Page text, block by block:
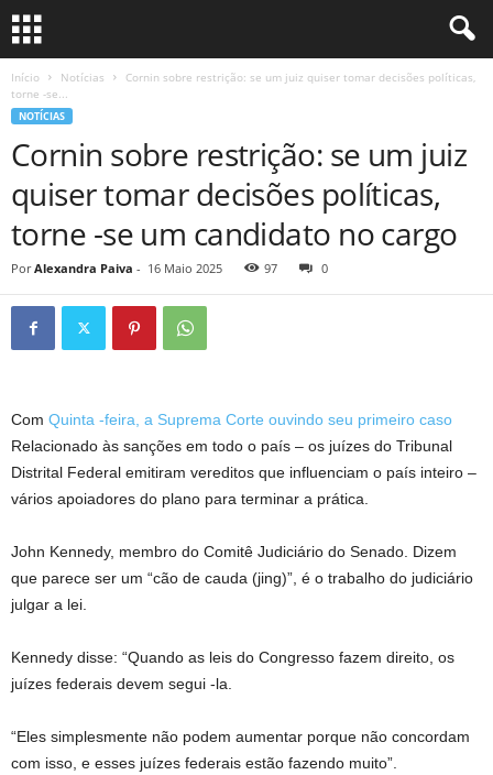
Início Notícias
Cornin sobre restrição: se um juiz quiser tomar decisões políticas,
torne -se...
NOTÍCIAS
Cornin sobre restrição: se um juiz
quiser tomar decisões políticas,
torne -se um candidato no cargo
Por Alexandra Paiva - 16 Maio 2025 97 0
Com Quinta -feira, a Suprema Corte ouvindo seu primeiro caso
Relacionado às sanções em todo o país – os juízes do Tribunal
Distrital Federal emitiram vereditos que influenciam o país inteiro –
vários apoiadores do plano para terminar a prática.
John Kennedy, membro do Comitê Judiciário do Senado. Dizem
que parece ser um “cão de cauda (jing)”, é o trabalho do judiciário
julgar a lei.
Kennedy disse: “Quando as leis do Congresso fazem direito, os
juízes federais devem segui -la.
“Eles simplesmente não podem aumentar porque não concordam
com isso, e esses juízes federais estão fazendo muito”.